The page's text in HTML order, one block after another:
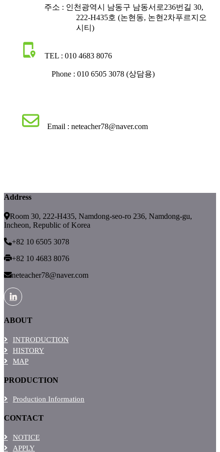
주소 : 인천광역시 남동구 남동서로236번길 30,
222-H435호 (논현동, 논현2차푸르지오
시티)
TEL : 010 4683 8076
Phone : 010 6505 3078 (상담용)
Email : neteacher78@naver.com
Address
Room 30, 222-H435, Namdong-seo-ro 236, Namdong-gu,
Incheon, Republic of Korea
+82 10 6505 3078
+82 10 4683 8076
neteacher78@naver.com
ABOUT
INTRODUCTION
HISTORY
MAP
PRODUCTION
Production Information
CONTACT
NOTICE
APPLY